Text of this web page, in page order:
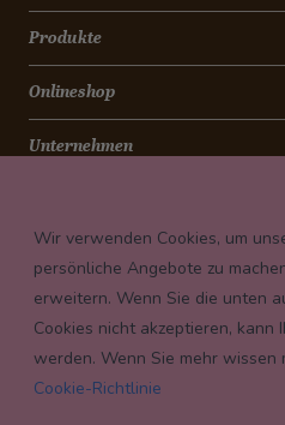
Produkte
Onlineshop
Unternehmen
Payment conditions
Wir verwenden Cookies, um
persönliche Angebote zu
erweitern. Wenn Sie die unten
Cookies nicht akzeptieren,
werden. Wenn Sie mehr wissen
Cookie-Richtlinie